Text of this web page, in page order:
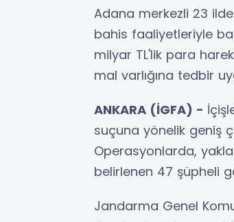
Adana merkezli 23
bahis faaliyetleriyle
milyar TL'lik para
mal varlığına tedbir
ANKARA (İGFA) -
suçuna yönelik geniş
Operasyonlarda,
belirlenen 47 şüpheli
Jandarma Genel